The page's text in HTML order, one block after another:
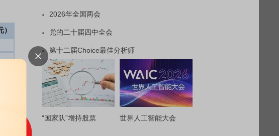
2026年全国两会
党的二十届四中全会
第十二届Choice最佳分析师
“国家队”增持股票 世界人工智能大会